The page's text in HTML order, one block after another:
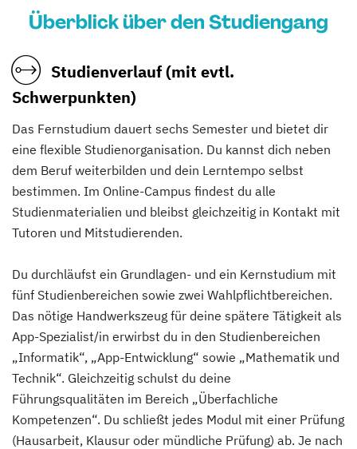
Überblick über den Studiengang
Studienverlauf (mit evtl.
Schwerpunkten)
Das Fernstudium dauert sechs Semester und bietet dir
eine flexible Studienorganisation. Du kannst dich neben
dem Beruf weiterbilden und dein Lerntempo selbst
bestimmen. Im Online-Campus findest du alle
Studienmaterialien und bleibst gleichzeitig in Kontakt mit
Tutoren und Mitstudierenden.
Du durchläufst ein Grundlagen- und ein Kernstudium mit
fünf Studienbereichen sowie zwei Wahlpflichtbereichen.
Das nötige Handwerkszeug für deine spätere Tätigkeit als
App-Spezialist/in erwirbst du in den Studienbereichen
„Informatik“, „App-Entwicklung“ sowie „Mathematik und
Technik“. Gleichzeitig schulst du deine
Führungsqualitäten im Bereich „Überfachliche
Kompetenzen“. Du schließt jedes Modul mit einer Prüfung
(Hausarbeit, Klausur oder mündliche Prüfung) ab. Je nach